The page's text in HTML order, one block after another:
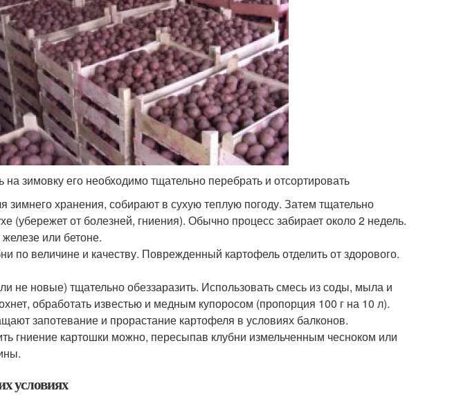
зимовку его необходимо тщательно перебрать и отсортировать
зимнего хранения, собирают в сухую теплую погоду. Затем тщательно
(убережет от болезней, гниения). Обычно процесс забирает около 2 недель.
или бетоне.
по величине и качеству. Поврежденный картофель отделить от здорового.
не новые) тщательно обеззаразить. Использовать смесь из соды, мыла и
обработать известью и медным купоросом (пропорция 100 г на 10 л).
запотевание и прорастание картофеля в условиях балконов.
гниение картошки можно, пересыпав клубни измельченным чесноком или
условиях